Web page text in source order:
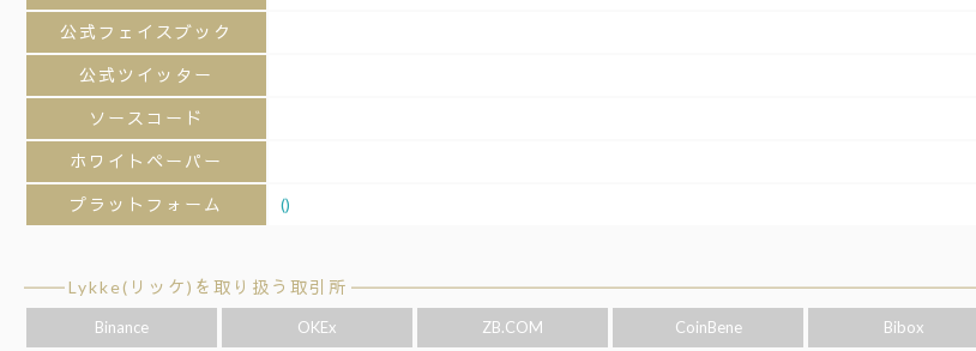
公式フェイスブック
公式ツイッター
ソースコード
ホワイトペーパー
プラットフォーム ()
Lykke(リッケ)を取り扱う取引所
Binance OKEx ZB.COM CoinBene Bibox